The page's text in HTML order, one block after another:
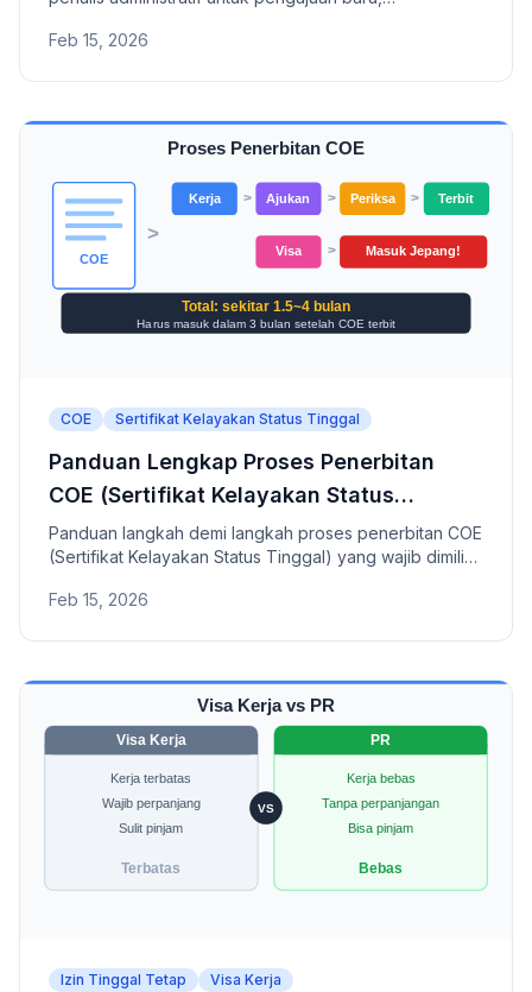
Feb 15, 2026
COE Sertifikat Kelayakan Status Tinggal
Panduan Lengkap Proses Penerbitan
COE (Sertifikat Kelayakan Status
Tinggal)
Panduan langkah demi langkah proses penerbitan COE
(Sertifikat Kelayakan Status Tinggal) yang wajib dimiliki
Feb 15, 2026
Izin Tinggal Tetap Visa Kerja